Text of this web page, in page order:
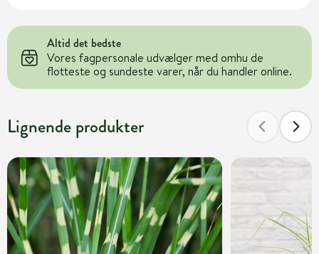
Altid det bedste
Vores fagpersonale udvælger med omhu de
flotteste og sundeste varer, når du handler online.
Lignende produkter